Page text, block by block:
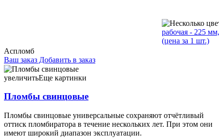
рабочая - 225
(цена за 1 шт.)
Аспломб
Ваш заказ Добавить в заказ
Пломбы свинцовые диаметр 10 мм, 1 кг 28,12 109520 диаметр
10 мм, 1 кг 26,53 108967 диаметр 10 мм, 2 кг 42,91 109521
увеличитьЕще картинки
Пломбы свинцовые
Пломбы свинцовые универсальные сохраняют отчётливый
оттиск пломбиратора в течение нескольких лет. При этом они
имеют широкий диапазон эксплуатации.